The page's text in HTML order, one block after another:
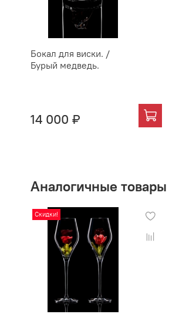
Бокал для виски. /
Бурый медведь.
14 000 ₽
Аналогичные товары
Скидки!